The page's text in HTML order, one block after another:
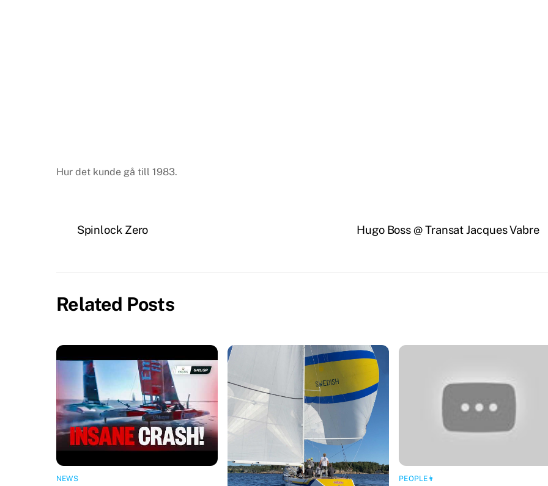
Hur det kunde gå till 1983.
Spinlock Zero Hugo Boss @ Transat Jacques Vabre
Related Posts
NEWS PEOPLE👩